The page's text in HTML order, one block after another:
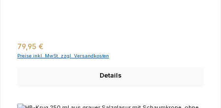
Regulärer Preis:
79,95 €
Preise inkl. MwSt. zzgl. Versandkosten
Details